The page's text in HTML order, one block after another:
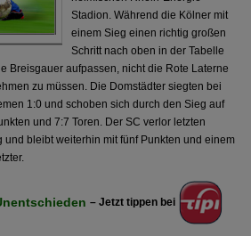
Stadion. Während die Kölner mit
einem Sieg einen richtig großen
Schritt nach oben in der Tabelle
Breisgauer aufpassen, nicht die Rote Laterne
zu müssen. Die Domstädter siegten bei
1:0 und schoben sich durch den Sieg auf
und 7:7 Toren. Der SC verlor letzten
und bleibt weiterhin mit fünf Punkten und einem
– Jetzt tippen bei